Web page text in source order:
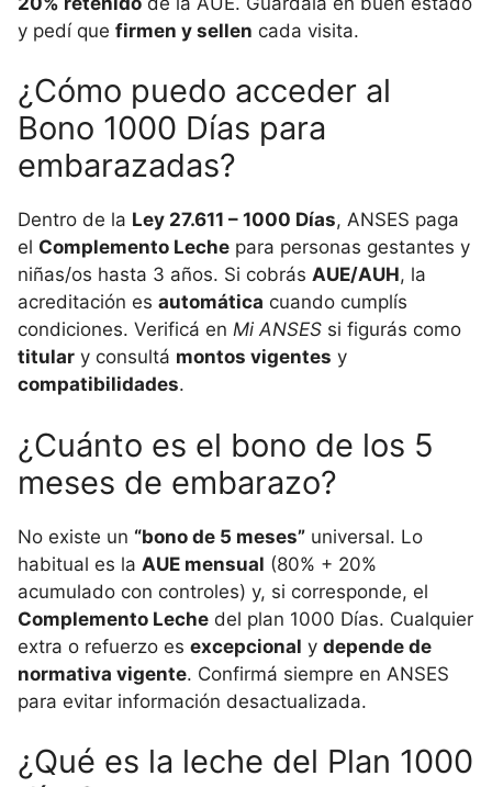
y pedí que firmen y sellen cada visita.
¿Cómo puedo acceder al
Bono 1000 Días para
embarazadas?
Dentro de la Ley 27.611 – 1000 Días, ANSES paga
el Complemento Leche para personas gestantes y
niñas/os hasta 3 años. Si cobrás AUE/AUH, la
acreditación es automática cuando cumplís
condiciones. Verificá en Mi ANSES si figurás como
titular y consultá montos vigentes y
compatibilidades.
¿Cuánto es el bono de los 5
meses de embarazo?
No existe un “bono de 5 meses” universal. Lo
habitual es la AUE mensual (80% + 20%
acumulado con controles) y, si corresponde, el
Complemento Leche del plan 1000 Días. Cualquier
extra o refuerzo es excepcional y depende de
normativa vigente. Confirmá siempre en ANSES
para evitar información desactualizada.
¿Qué es la leche del Plan 1000